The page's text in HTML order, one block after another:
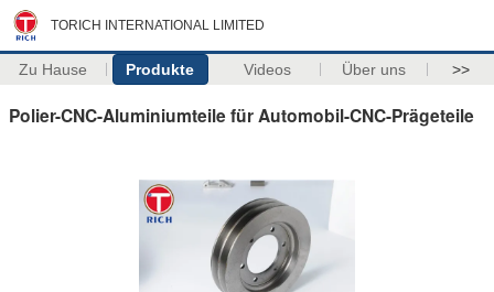
TORICH INTERNATIONAL LIMITED
Zu Hause Produkte Videos Über uns >>
Polier-CNC-Aluminiumteile für Automobil-CNC-Prägeteile